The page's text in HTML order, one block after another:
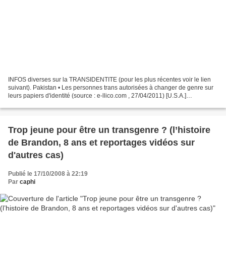
INFOS diverses sur la TRANSIDENTITE (pour les plus récentes voir le lien
suivant). Pakistan • Les personnes trans autorisées à changer de genre sur
leurs papiers d'identité (source : e-llico.com , 27/04/2011) [U.S.A.]
Trop jeune pour être un transgenre ? (l’histoire
de Brandon, 8 ans et reportages vidéos sur
d'autres cas)
Publié le 17/10/2008 à 22:19
Par caphi